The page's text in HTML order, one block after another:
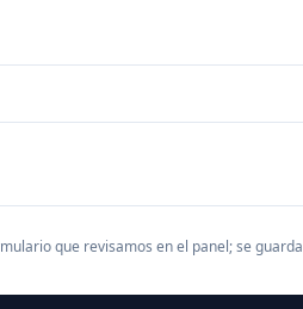
que revisamos en el panel; se guarda